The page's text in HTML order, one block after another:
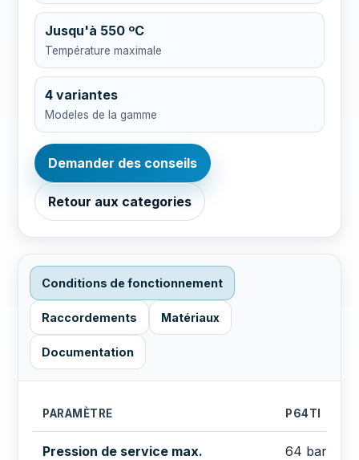
Jusqu'à 550 ºC
Température maximale
4 variantes
Modeles de la gamme
Demander des conseils
Retour aux categories
Conditions de fonctionnement
Raccordements Matériaux
Documentation
PARAMÈTRE P64TI
Pression de service max. 64 bar